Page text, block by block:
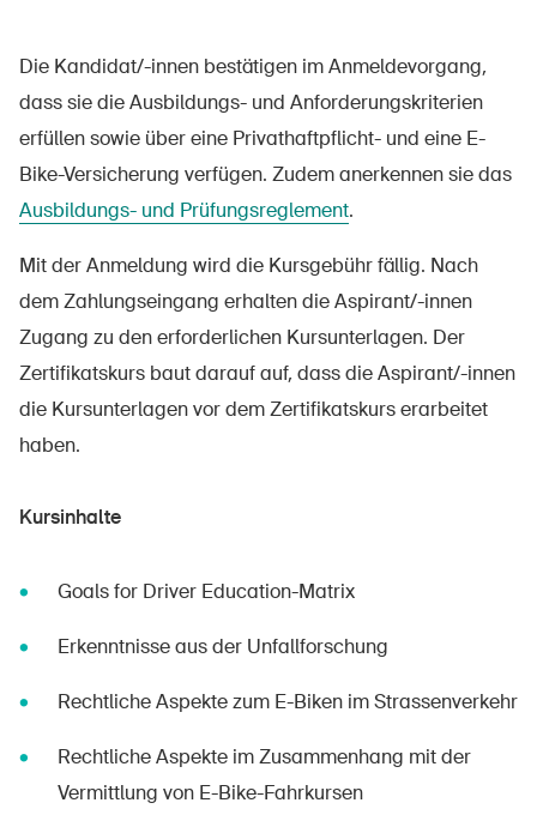
Startseite
Newsletter abonnieren
Die Kandidat/-innen bestätigen im Anmeldevorgang,
dass sie die Ausbildungs- und Anforderungskriterien
erfüllen sowie über eine Privathaftpflicht- und eine E-
Bike-Versicherung verfügen. Zudem anerkennen sie das
Ausbildungs- und Prüfungsreglement.
Mit der Anmeldung wird die Kursgebühr fällig. Nach
dem Zahlungseingang erhalten die Aspirant/-innen
Zugang zu den erforderlichen Kursunterlagen. Der
Zertifikatskurs baut darauf auf, dass die Aspirant/-innen
die Kursunterlagen vor dem Zertifikatskurs erarbeitet
haben.
Kursinhalte
Goals for Driver Education-Matrix
Erkenntnisse aus der Unfallforschung
Rechtliche Aspekte zum E-Biken im Strassenverkehr
Rechtliche Aspekte im Zusammenhang mit der
Vermittlung von E-Bike-Fahrkursen